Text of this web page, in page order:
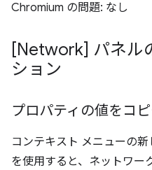
Chromium の問題: なし
[Network] パネル
ション
プロパティの値をコ
コンテキスト メニューの新
を使用すると、ネットワー